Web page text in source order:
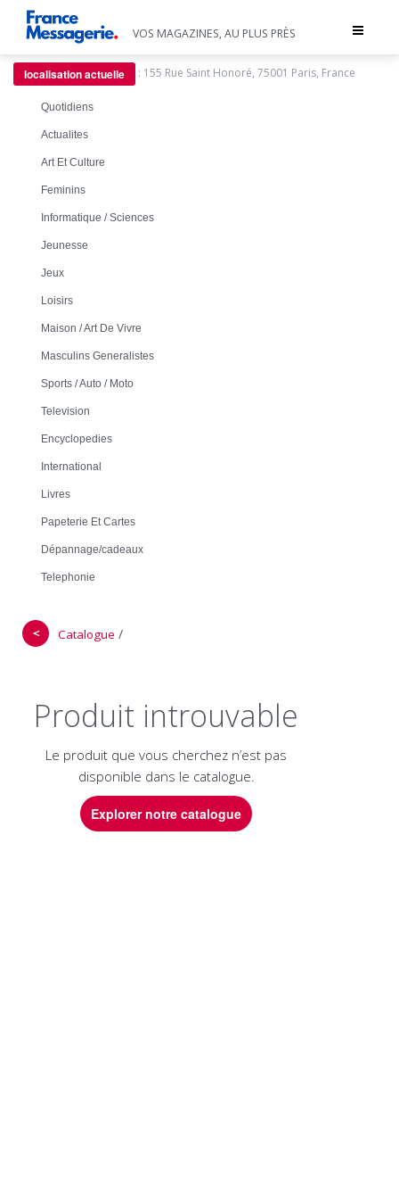
Toggle
VOS MAGAZINES, AU PLUS PRÈS
localisation actuelle : 155 Rue Saint Honoré, 75001 Paris, France
Quotidiens
Actualites
Art Et Culture
Feminins
Informatique / Sciences
Jeunesse
Jeux
Loisirs
Maison / Art De Vivre
Masculins Generalistes
Sports / Auto / Moto
Television
Encyclopedies
International
Livres
Papeterie Et Cartes
Dépannage/cadeaux
Telephonie
＜ Catalogue /
Produit introuvable
Le produit que vous cherchez n’est pas
disponible dans le catalogue.
Explorer notre catalogue